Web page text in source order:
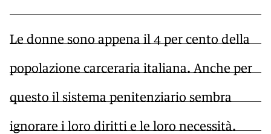
Le donne sono appena il 4 per cento della
popolazione carceraria italiana. Anche per
questo il sistema penitenziario sembra
ignorare i loro diritti e le loro necessità.